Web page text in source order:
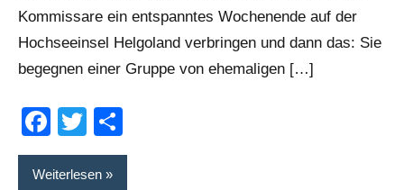
Kommissare ein entspanntes Wochenende auf der
Hochseeinsel Helgoland verbringen und dann das: Sie
begegnen einer Gruppe von ehemaligen […]
Facebook
Twitter
Weiterlesen